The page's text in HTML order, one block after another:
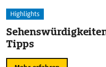
Highlights
Tipps